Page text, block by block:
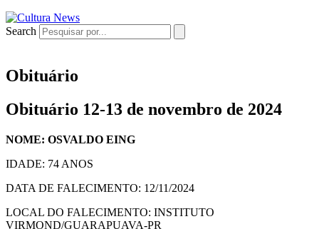
Search
Obituário
Obituário 12-13 de novembro de 2024
NOME: OSVALDO EING
IDADE: 74 ANOS
DATA DE FALECIMENTO: 12/11/2024
LOCAL DO FALECIMENTO: INSTITUTO
VIRMOND/GUARAPUAVA-PR